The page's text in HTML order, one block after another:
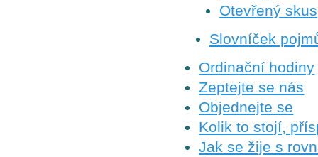
Otevřený skus
Slovníček
Ordinační hodiny
Zeptejte se nás
Objednejte se
Kolik to stojí,
Jak se žije s